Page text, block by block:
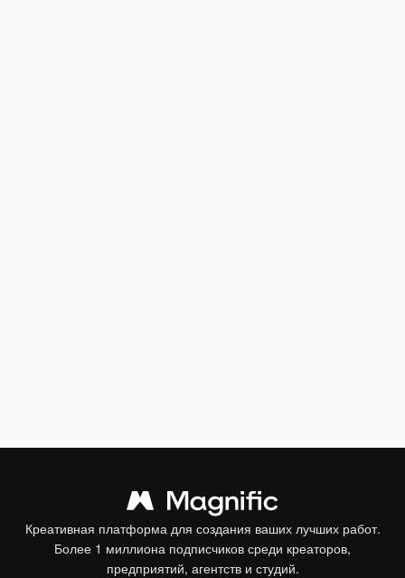
Креативная платформа для создания ваших лучших работ.
Более 1 миллиона подписчиков среди креаторов,
предприятий, агентств и студий.